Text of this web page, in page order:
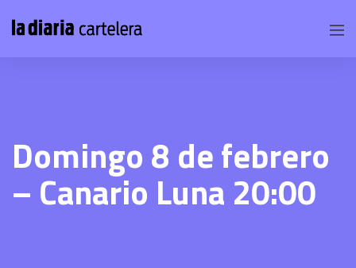
Domingo 8 de febrero
– Canario Luna 20:00